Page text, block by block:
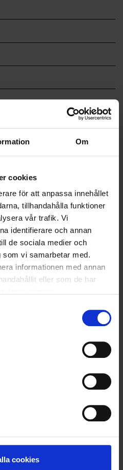
Om
cookies
för att anpassa innehållet
tillhandahålla funktioner
vår trafik. Vi
identifierare och annan
de sociala medier och
vi samarbetar med.
informationen med annan
eller som de har
cookies